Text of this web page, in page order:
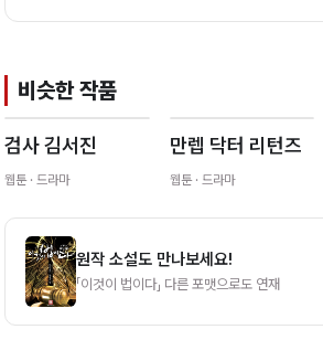
비슷한 작품
검사 김서진
웹툰· 드라마
만렙 닥터 리턴즈
웹툰· 드라마
원작 소설도 만나보세요!
「 이것이 법이다」 다른 포맷으로도 연재